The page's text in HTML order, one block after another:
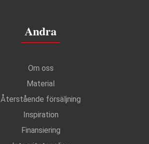
Andra
Om oss
Material
Återstående försäljning
Inspiration
Finansiering